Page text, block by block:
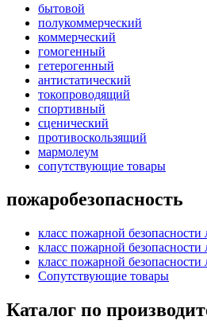
бытовой
полукоммерческий
коммерческий
гомогенный
гетерогенный
антистатический
токопроводящий
спортивный
сценический
противоскользящий
мармолеум
сопутствующие товары
пожаробезопасность
класс пожарной
класс пожарной
класс пожарной
Сопутствующие товары
Каталог по